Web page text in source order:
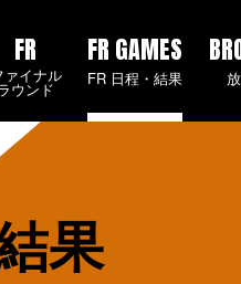
FR
ァイナル
ウンド
FR GAMES
FR 日程・結果
果